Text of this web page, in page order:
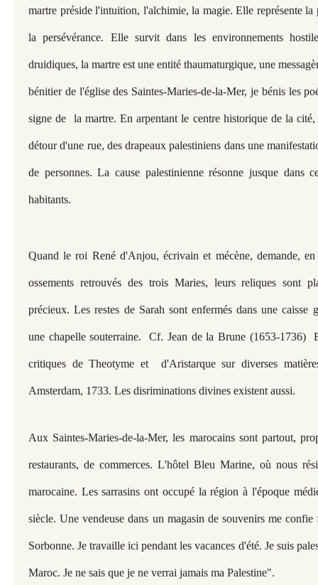
martre préside l'intuition, l'alchimie, la magie. Elle représente la
la persévérance. Elle survit dans les environnements
druidiques, la martre est une entité thaumaturgique, une
bénitier de l'église des Saintes-Maries-de-la-Mer, je bénis les
signe de la martre. En arpentant le centre historique de la
détour d'une rue, des drapeaux palestiniens dans une
de personnes. La cause palestinienne résonne jusque dans
habitants.
Quand le roi René d'Anjou, écrivain et mécène, demande,
ossements retrouvés des trois Maries, leurs reliques sont
précieux. Les restes de Sarah sont enfermés dans une caisse
une chapelle souterraine. Cf. Jean de la Brune (1653-1736)
critiques de Theotyme et d'Aristarque sur diverses
Amsterdam, 1733. Les disriminations divines existent aussi.
Aux Saintes-Maries-de-la-Mer, les marocains sont partout,
restaurants, de commerces. L'hôtel Bleu Marine, où nous
marocaine. Les sarrasins ont occupé la région à l'époque
siècle. Une vendeuse dans un magasin de souvenirs me
Sorbonne. Je travaille ici pendant les vacances d'été. Je suis
Maroc. Je ne sais que je ne verrai jamais ma Palestine".